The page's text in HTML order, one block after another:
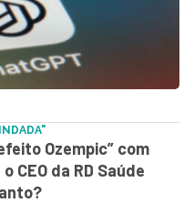
Ozempic” com
CEO da RD Saúde